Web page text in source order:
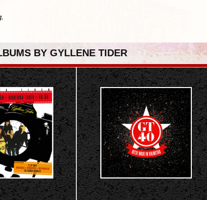
BY GYLLENE TIDER